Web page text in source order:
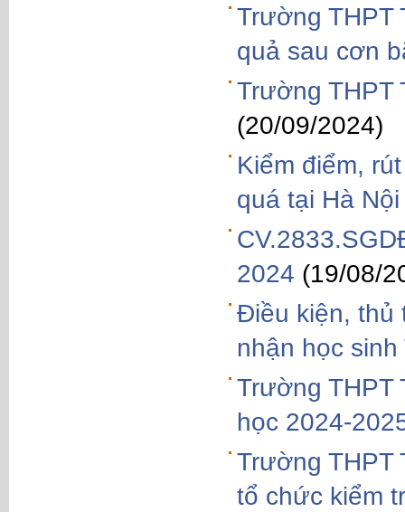
Trường THPT
quả sau cơn
Trường THPT
(20/09/2024)
Kiểm điểm,
quá tại Hà Nội
2024 (19/08/
Điều kiện, thủ
nhận học
Trường THPT
học 2024-
Trường THPT
tổ chức kiểm